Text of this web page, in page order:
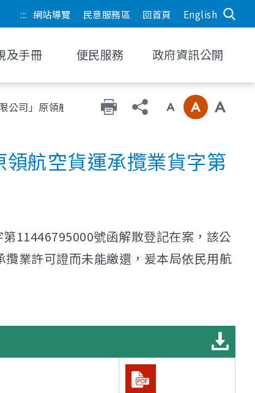
::: 網站導覽 民意服務區 回首頁 English
及手冊 便民服務 政府資訊公開
公司」原領航空貨運承攬業貨字第1897號許可證
航空貨運承攬業貨字第
11446795000號函解散登記在案，該公
業許可證而未能繳還，爰本局依民用航